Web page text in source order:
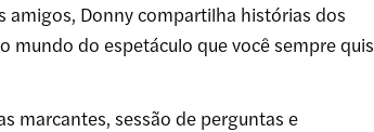
Donny compartilha histórias dos
mundo do espetáculo que você sempre quis
marcantes, sessão de perguntas e